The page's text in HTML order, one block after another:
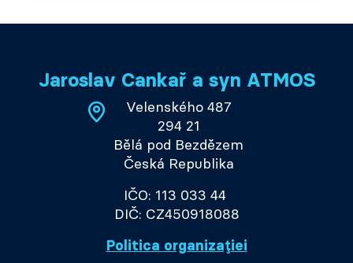
Jaroslav Cankař a syn ATMOS
Velenského 487
294 21
Bělá pod Bezdězem
Česká Republika
IČO: 113 033 44
DIČ: CZ450918088
Politica organizației